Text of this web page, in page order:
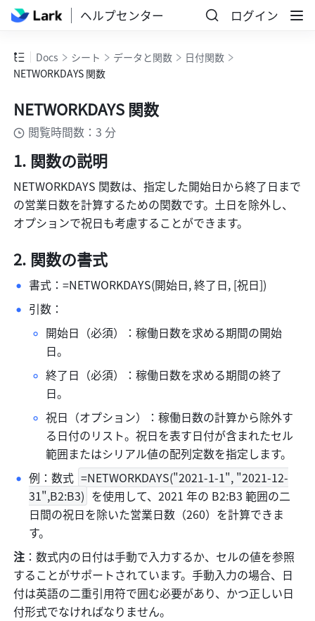
ヘルプセンター ログイン
Docs シート データと関数
日付関数
NETWORKDAYS 関数
NETWORKDAYS 関数
閲覧時間数：3 分
関数の説明
NETWORKDAYS 関数は、指定した開始日から終了日まで
の営業日数を計算するための関数です。土日を除外し、
オプションで祝日も考慮することができます。
関数の書式
書式：=NETWORKDAYS(開始日, 終了日, [祝日])
引数：
開始日（必須）：稼働日数を求める期間の開始
日。
終了日（必須）：稼働日数を求める期間の終了
日。
祝日（オプション）：稼働日数の計算から除外す
る日付のリスト。祝日を表す日付が含まれたセル
範囲またはシリアル値の配列定数を指定します。
例：数式 =NETWORKDAYS("2021-1-1", "2021-12-
31",B2:B3) を使用して、2021 年の B2:B3 範囲の二
日間の祝日を除いた営業日数（260）を計算できま
す。
注 ：数式内の日付は手動で入力するか、セルの値を参照
することがサポートされています。手動入力の場合、日
付は英語の二重引用符で囲む必要があり、かつ正しい日
付形式でなければなりません。